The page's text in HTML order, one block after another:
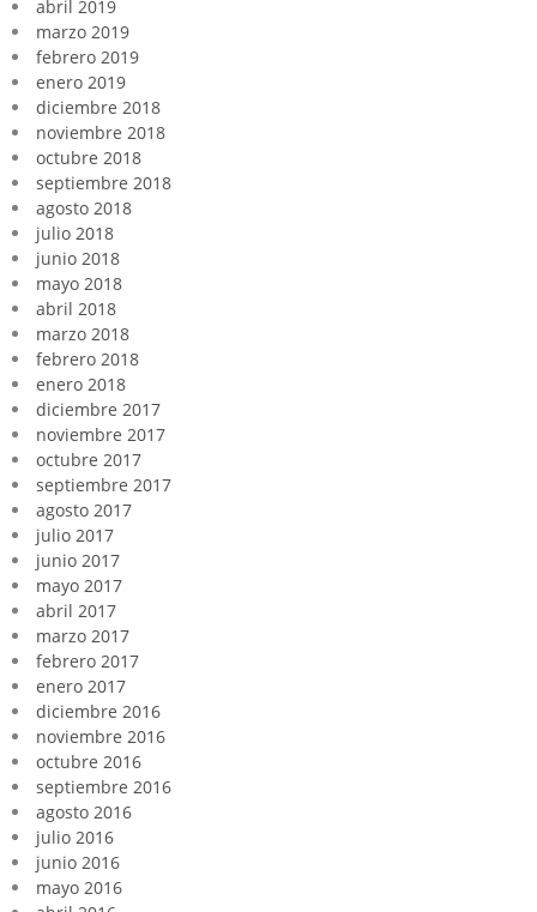
abril 2019
marzo 2019
febrero 2019
enero 2019
diciembre 2018
noviembre 2018
octubre 2018
septiembre 2018
agosto 2018
julio 2018
junio 2018
mayo 2018
abril 2018
marzo 2018
febrero 2018
enero 2018
diciembre 2017
noviembre 2017
octubre 2017
septiembre 2017
agosto 2017
julio 2017
junio 2017
mayo 2017
abril 2017
marzo 2017
febrero 2017
enero 2017
diciembre 2016
noviembre 2016
octubre 2016
septiembre 2016
agosto 2016
julio 2016
junio 2016
mayo 2016